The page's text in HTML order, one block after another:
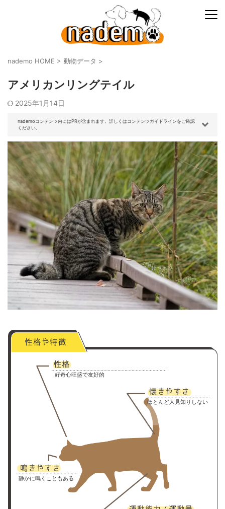
nademo HOME > 動物データ >
アメリカンリングテイル
2025年1月14日
nademoコンテンツ内にはPRが含まれます。詳しくはコンテンツガイドラインをご確認
ください。
好奇心旺盛で友好的
ほとんど人見知りしない
静かに鳴くこともある